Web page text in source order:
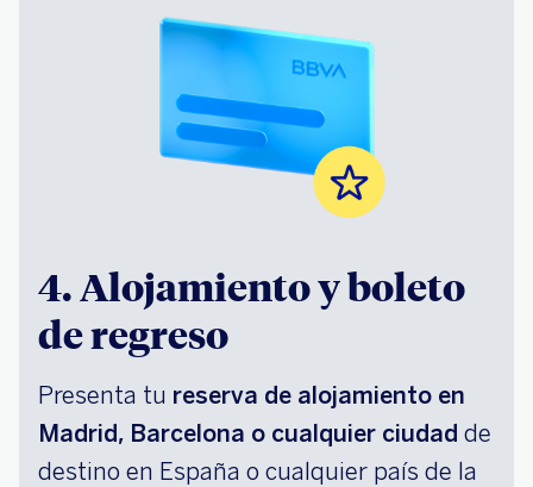
4. Alojamiento y boleto
de regreso
Presenta tu reserva de alojamiento en
Madrid, Barcelona o cualquier ciudad de
destino en España o cualquier país de la